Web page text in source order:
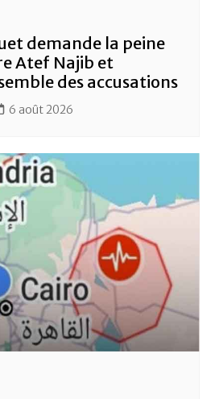
demande la peine
Atef Najib et
des accusations
6 août 2026